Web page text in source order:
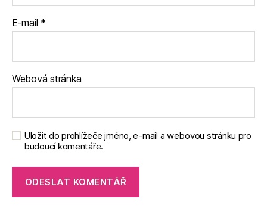
E-mail *
Webová stránka
Uložit do prohlížeče jméno, e-mail a webovou stránku pro
budoucí komentáře.